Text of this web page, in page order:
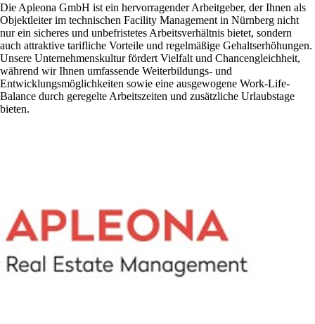
Die Apleona GmbH ist ein hervorragender Arbeitgeber, der Ihnen als
Objektleiter im technischen Facility Management in Nürnberg nicht
nur ein sicheres und unbefristetes Arbeitsverhältnis bietet, sondern
auch attraktive tarifliche Vorteile und regelmäßige Gehaltserhöhungen.
Unsere Unternehmenskultur fördert Vielfalt und Chancengleichheit,
während wir Ihnen umfassende Weiterbildungs- und
Entwicklungsmöglichkeiten sowie eine ausgewogene Work-Life-
Balance durch geregelte Arbeitszeiten und zusätzliche Urlaubstage
bieten.